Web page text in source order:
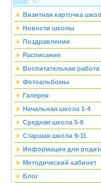
Визитная карточка
Новости школы
Поздравления
Расписание
Воспитательная работа
Фотоальбомы
Галерея
Начальная школа 1-4
Средняя школа 5-8
Старшая школа 9-11
Информация для
Методический кабинет
Блог